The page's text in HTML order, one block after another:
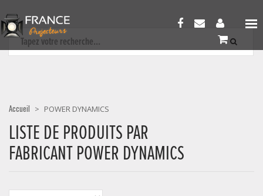
Accueil > POWER DYNAMICS
LISTE DE PRODUITS PAR
FABRICANT POWER DYNAMICS